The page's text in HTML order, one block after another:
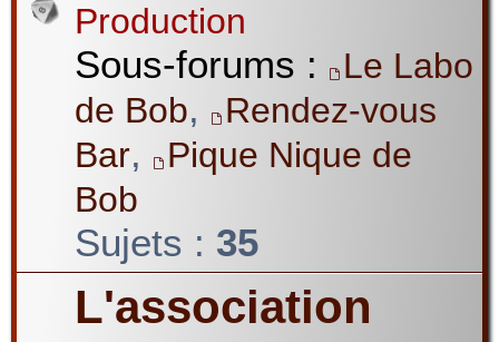
Production
Sous-forums :
Le Labo
de Bob,
Rendez-vous
Bar,
Pique Nique de
Bob
Sujets : 35
L'association